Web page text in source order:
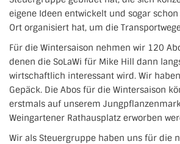
eigene Ideen entwickelt und sogar
Ort organisiert hat, um die
Für die Wintersaison nehmen wir 120
denen die SoLaWi für Mike Hill dann
wirtschaftlich interessant wird. Wir
Gepäck. Die Abos für die Wintersaison
erstmals auf unserem
Weingartener Rathausplatz erworben
Wir als Steuergruppe haben uns für die